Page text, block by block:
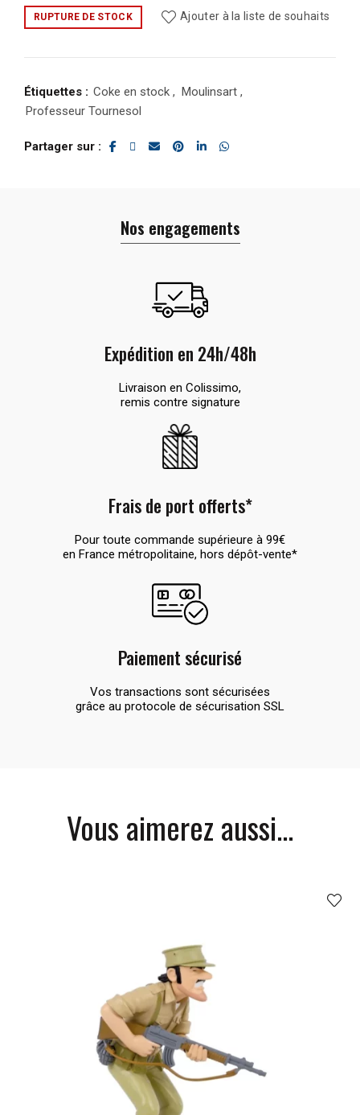
RUPTURE DE STOCK Ajouter à la liste de souhaits
Étiquettes : Coke en stock , Moulinsart ,
Professeur Tournesol
Partager sur
Nos engagements
Expédition en 24h/48h
Livraison en Colissimo,
remis contre signature
Frais de port offerts*
Pour toute commande supérieure à 99€
en France métropolitaine, hors dépôt-vente*
Paiement sécurisé
Vos transactions sont sécurisées
grâce au protocole de sécurisation SSL
Vous aimerez aussi...